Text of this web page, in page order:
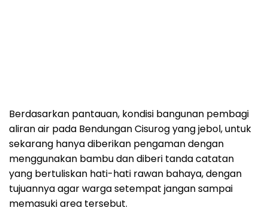
Berdasarkan pantauan, kondisi bangunan pembagi
aliran air pada Bendungan Cisurog yang jebol, untuk
sekarang hanya diberikan pengaman dengan
menggunakan bambu dan diberi tanda catatan
yang bertuliskan hati-hati rawan bahaya, dengan
tujuannya agar warga setempat jangan sampai
memasuki area tersebut.